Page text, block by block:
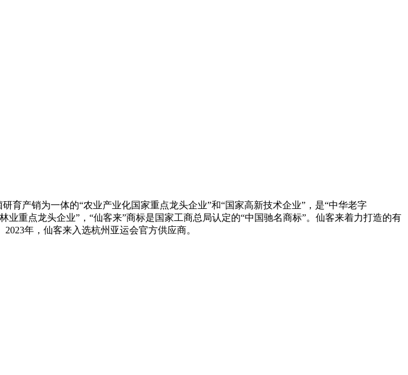
产销为一体的“农业产业化国家重点龙头企业”和“国家高新技术企业”，是“中华老字
重点龙头企业”，“仙客来”商标是国家工商总局认定的“中国驰名商标”。仙客来着力打造的有
年，仙客来入选杭州亚运会官方供应商。